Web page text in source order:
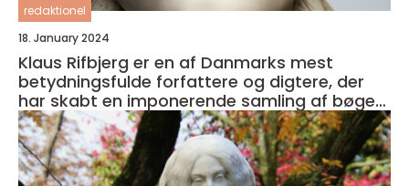
redaktionel
18. January 2024
Klaus Rifbjerg er en af Danmarks mest
betydningsfulde forfattere og digtere, der
har skabt en imponerende samling af bøger i
sin karriere